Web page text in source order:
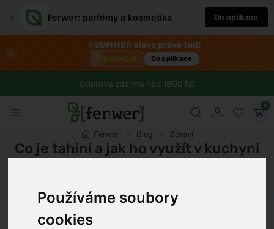
Používáme soubory
cookies
Ferwer: parfémy a kosmetika Do aplikace
×
⚡SUMMER sleva právě teď!
Do aplikace
Doprava zdarma nad 1800 Kč
0
Ferwer Blog Zdraví
Co je tahini a jak ho využít v kuchyni
Petr Novák 11 min